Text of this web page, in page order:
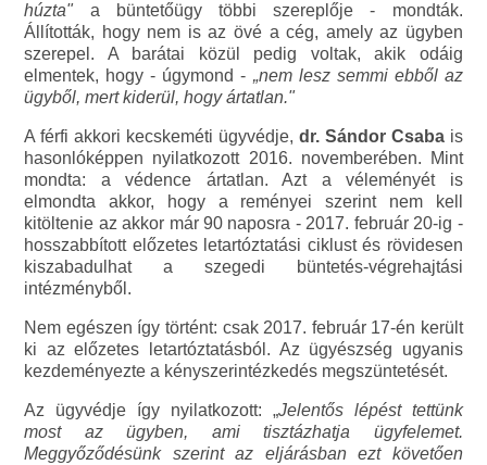
húzta"a büntetőügy többi szereplője - mondták.
Állították, hogy nem is az övé a cég, amely az ügyben
szerepel. A barátai közül pedig voltak, akik odáig
elmentek, hogy - úgymond - „nem lesz semmi ebből az
ügyből, mert kiderül, hogy ártatlan."
A férfi akkori kecskeméti ügyvédje, dr. Sándor Csabais
hasonlóképpen nyilatkozott 2016. novemberében. Mint
mondta: a védence ártatlan. Azt a véleményét is
elmondta akkor, hogy a reményei szerint nem kell
kitöltenie az akkor már 90 naposra - 2017. február 20-ig -
hosszabbított előzetes letartóztatási ciklust és rövidesen
kiszabadulhat a szegedi büntetés-végrehajtási
intézményből.
Nem egészen így történt: csak 2017. február 17-én került
ki az előzetes letartóztatásból. Az ügyészség ugyanis
kezdeményezte a kényszerintézkedés megszüntetését.
Az ügyvédje így nyilatkozott: „Jelentős lépést tettünk
most az ügyben, ami tisztázhatja ügyfelemet.
Meggyőződésünk szerint az eljárásban ezt követően